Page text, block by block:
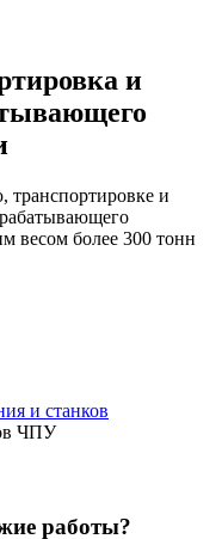
и
и
весом более 300 тонн
и станков
ЧПУ
работы?